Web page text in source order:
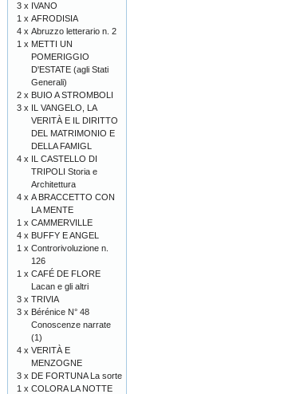
3 x IVANO
1 x AFRODISIA
4 x Abruzzo letterario n. 2
1 x METTI UN
POMERIGGIO
D'ESTATE (agli Stati
Generali)
2 x BUIO A STROMBOLI
3 x IL VANGELO, LA
VERITÀ E IL DIRITTO
DEL MATRIMONIO E
DELLA FAMIGL
4 x IL CASTELLO DI
TRIPOLI Storia e
Architettura
4 x A BRACCETTO CON
LA MENTE
1 x CAMMERVILLE
4 x BUFFY E ANGEL
1 x Controrivoluzione n.
126
1 x CAFÉ DE FLORE
Lacan e gli altri
3 x TRIVIA
3 x Bérénice N° 48
Conoscenze narrate
(1)
4 x VERITÀ E
MENZOGNE
3 x DE FORTUNA La sorte
1 x COLORA LA NOTTE